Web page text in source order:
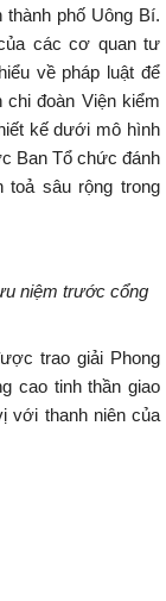
thành phố Uông Bí.
các cơ quan tư
về pháp luật để
chi đoàn Viện kiểm
kế dưới mô hình
Ban Tổ chức đánh
sâu rộng trong
niệm trước cổng
trao giải Phong
cao tinh thần giao
với thanh niên của